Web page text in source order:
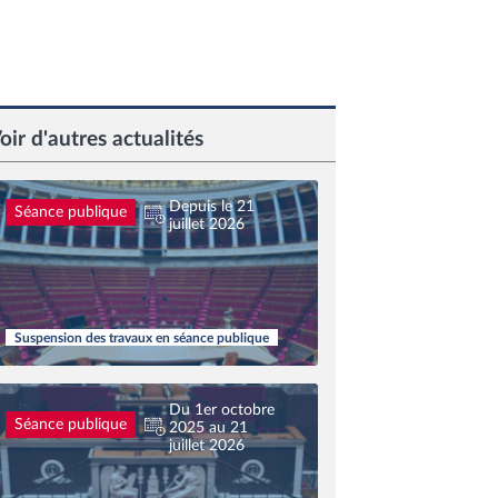
d'autres actualités
Séance publique
Depuis le 21
juillet 2026
Suspension des travaux en séance publique
Séance publique
Du 1er octobre
2025 au 21
juillet 2026